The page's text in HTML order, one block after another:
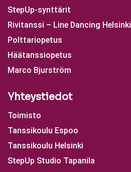
StepUp-synttärit
Rivitanssi – Line Dancing Helsinki
Polttariopetus
Häätanssiopetus
Marco Bjurström
Yhteystiedot
Toimisto
Tanssikoulu Espoo
Tanssikoulu Helsinki
StepUp Studio Tapanila